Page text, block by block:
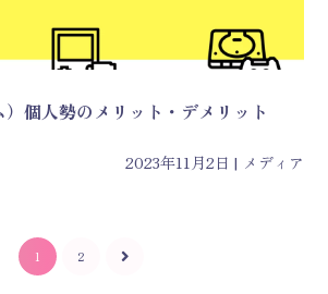
2023年11月2日 メディア
個人勢のメリット・デメリット
1 2